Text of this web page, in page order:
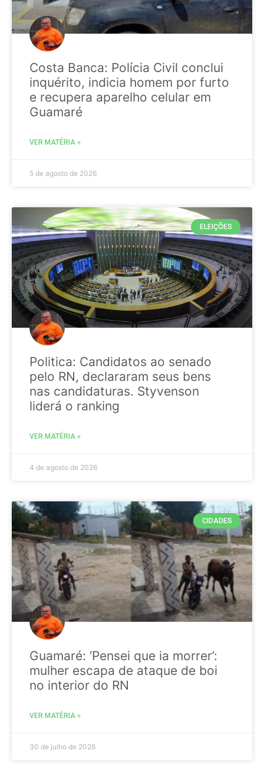
Costa Banca: Polícia Civil conclui
inquérito, indicia homem por furto
e recupera aparelho celular em
Guamaré
VER MATÉRIA »
5 de agosto de 2026
ELEIÇÕES
Politica: Candidatos ao senado
pelo RN, declararam seus bens
nas candidaturas. Styvenson
liderá o ranking
VER MATÉRIA »
4 de agosto de 2026
CIDADES
Guamaré: ‘Pensei que ia morrer’:
mulher escapa de ataque de boi
no interior do RN
VER MATÉRIA »
30 de julho de 2026